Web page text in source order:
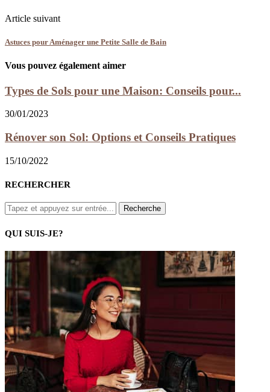
Article suivant
Astuces pour Aménager une Petite Salle de Bain
Vous pouvez également aimer
Types de Sols pour une Maison: Conseils pour...
30/01/2023
Rénover son Sol: Options et Conseils Pratiques
15/10/2022
RECHERCHER
QUI SUIS-JE?